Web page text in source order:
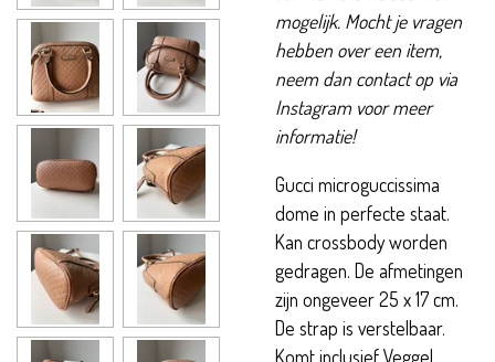
mogelijk. Mocht je vragen
hebben over een item,
neem dan contact op via
Instagram voor meer
informatie!
Gucci microguccissima
dome in perfecte staat.
Kan crossbody worden
gedragen. De afmetingen
zijn ongeveer 25 x 17 cm.
De strap is verstelbaar.
Komt inclusief Veggel